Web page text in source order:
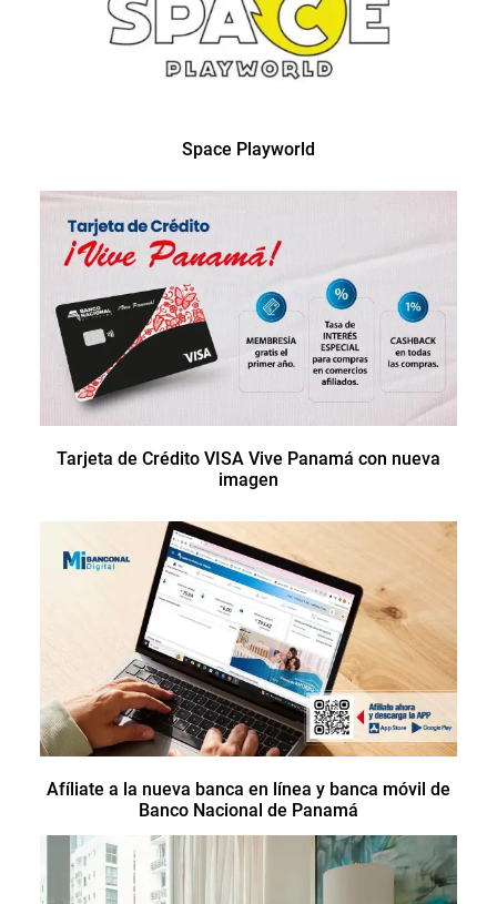
Space Playworld
Tarjeta de Crédito VISA Vive Panamá con nueva
imagen
Afíliate a la nueva banca en línea y banca móvil de
Banco Nacional de Panamá